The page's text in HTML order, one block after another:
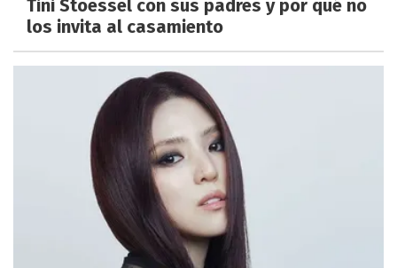
Tini Stoessel con sus padres y por qué no
los invita al casamiento